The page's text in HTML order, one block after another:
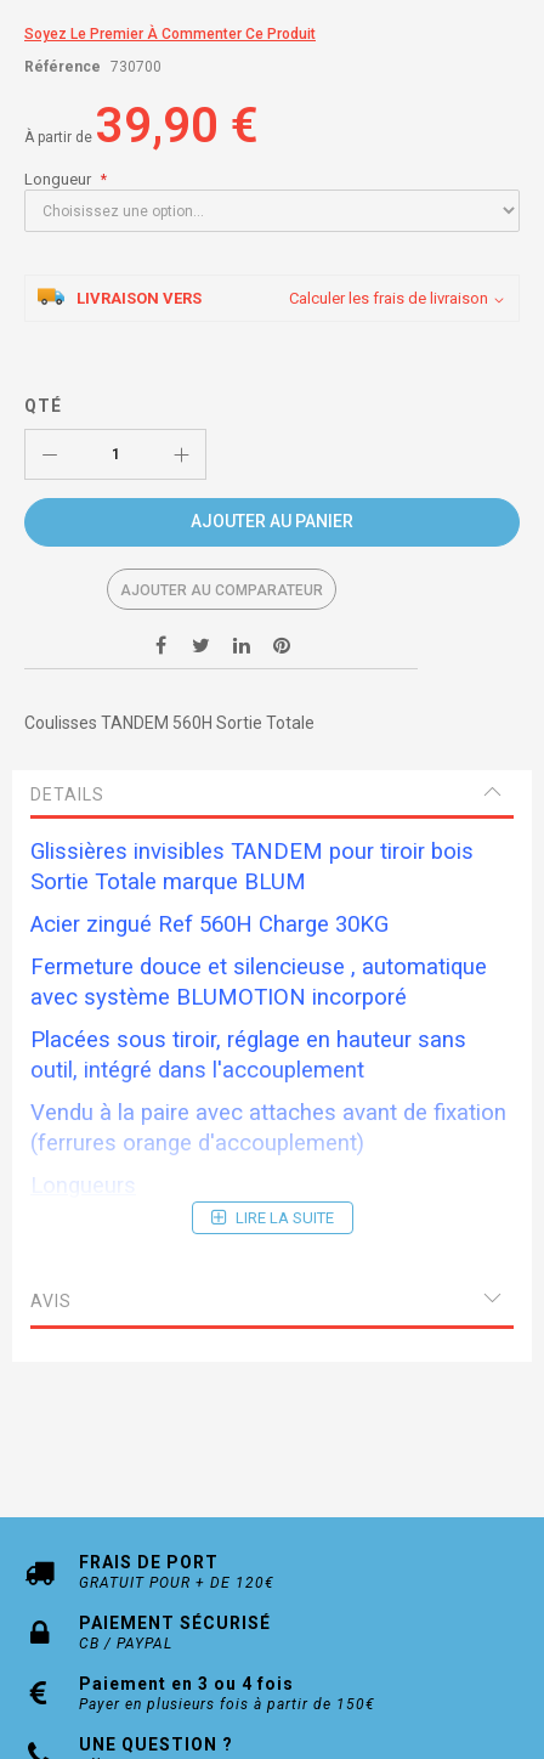
of
images
Soyez Le Premier À Commenter Ce Produit
Référence
730700
À partir de 39,90 €
Longueur
LIVRAISON VERS Calculer les frais de livraison
QTÉ
AJOUTER AU PANIER
AJOUTER AU COMPARATEUR
Coulisses TANDEM 560H Sortie Totale
DETAILS
Glissières invisibles TANDEM pour tiroir bois
Sortie Totale marque BLUM
Acier zingué Ref 560H Charge 30KG
Fermeture douce et silencieuse , automatique
avec système BLUMOTION incorporé
Placées sous tiroir, réglage en hauteur sans
outil, intégré dans l'accouplement
Vendu à la paire avec attaches avant de fixation
(ferrures orange d'accouplement)
Longueurs
560H35 350mm
LIRE LA SUITE
AVIS
FRAIS DE PORT
GRATUIT POUR + DE 120€
PAIEMENT SÉCURISÉ
CB / PAYPAL
Paiement en 3 ou 4 fois
Payer en plusieurs fois à partir de 150€
UNE QUESTION ?